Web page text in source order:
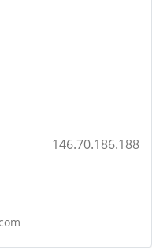
146.70.186.188